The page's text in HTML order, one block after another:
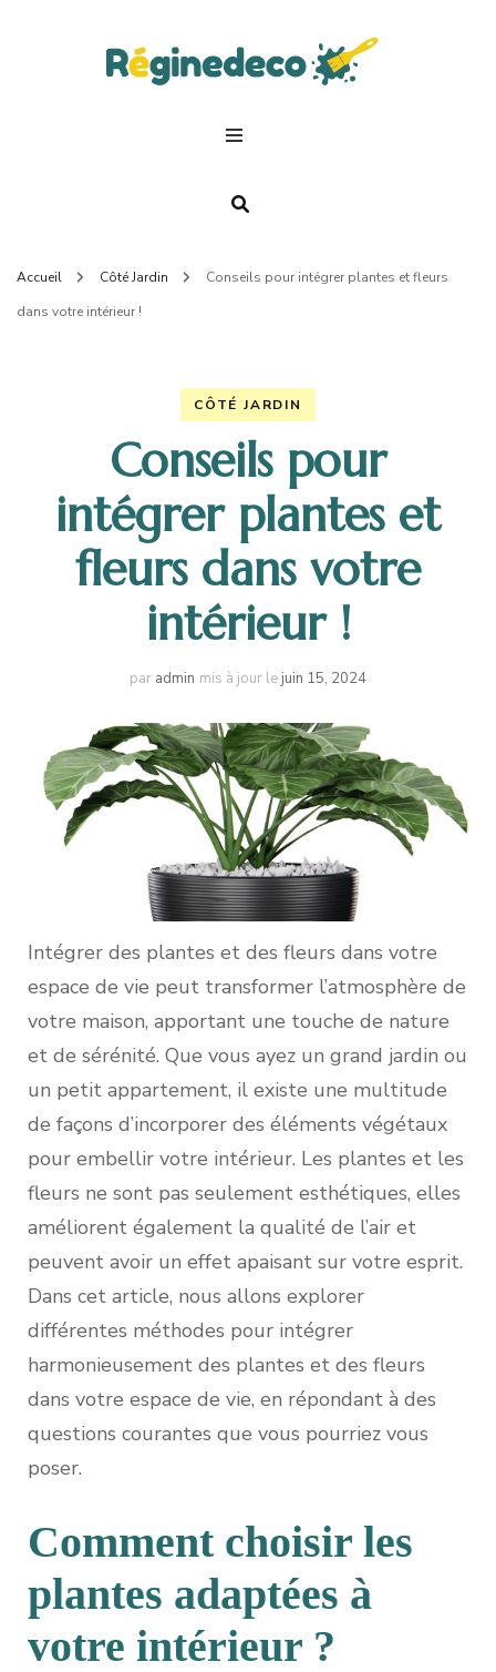
Accueil Côté Jardin
Conseils pour intégrer plantes et fleurs
dans votre intérieur !
CÔTÉ JARDIN
Conseils pour
intégrer plantes et
fleurs dans votre
intérieur !
par admin mis à jour le juin 15, 2024
Intégrer des plantes et des fleurs dans votre
espace de vie peut transformer l’atmosphère de
votre maison, apportant une touche de nature
et de sérénité. Que vous ayez un grand jardin ou
un petit appartement, il existe une multitude
de façons d’incorporer des éléments végétaux
pour embellir votre intérieur. Les plantes et les
fleurs ne sont pas seulement esthétiques, elles
améliorent également la qualité de l’air et
peuvent avoir un effet apaisant sur votre esprit.
Dans cet article, nous allons explorer
différentes méthodes pour intégrer
harmonieusement des plantes et des fleurs
dans votre espace de vie, en répondant à des
questions courantes que vous pourriez vous
poser.
Comment choisir les
plantes adaptées à
votre intérieur ?